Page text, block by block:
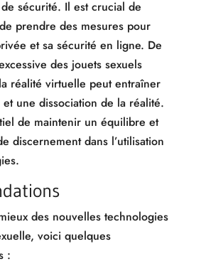
sécurité. Il est crucial de
prendre des mesures pour
et sa sécurité en ligne. De
des jouets sexuels
réalité virtuelle peut entraîner
une dissociation de la réalité.
de maintenir un équilibre et
discernement dans l’utilisation
des nouvelles technologies
voici quelques
: